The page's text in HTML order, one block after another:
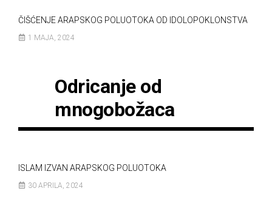
ČIŠĆENJE ARAPSKOG POLUOTOKA OD IDOLOPOKLONSTVA
1 MAJA, 2024
Odricanje od
mnogobožaca
ISLAM IZVAN ARAPSKOG POLUOTOKA
30 APRILA, 2024